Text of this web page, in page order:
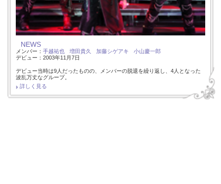
NEWS
メンバー： 手越祐也 増田貴久 加藤シゲアキ
小山慶一郎
デビュー：2003年11月7日
デビュー当時は9人だったものの、メンバーの脱退を繰り返し、4人となった
波乱万丈なグループ。
詳しく見る